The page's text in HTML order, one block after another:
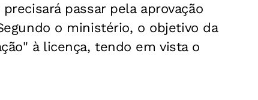
precisará passar pela aprovação
o ministério, o objetivo da
à licença, tendo em vista o